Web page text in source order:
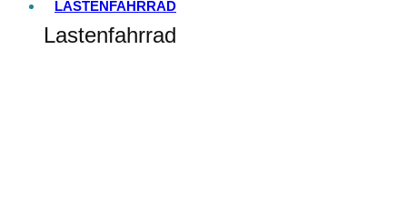
LASTENFAHRRAD
Lastenfahrrad